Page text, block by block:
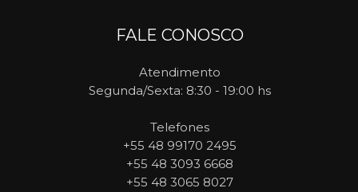
FALE CONOSCO
Atendimento
Segunda/Sexta: 8:30 - 19:00 hs
Telefones
+55 48 99170 2495
+55 48 3093 6668
+55 48 3065 8027